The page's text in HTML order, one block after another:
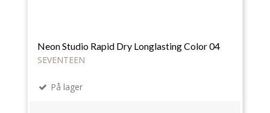
Neon Studio Rapid Dry Longlasting Color 04
SEVENTEEN
På lager